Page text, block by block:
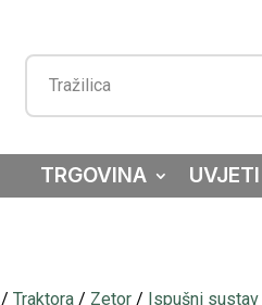
TRGOVINA UVJETI
/Traktora / Zetor / Ispušni sustav